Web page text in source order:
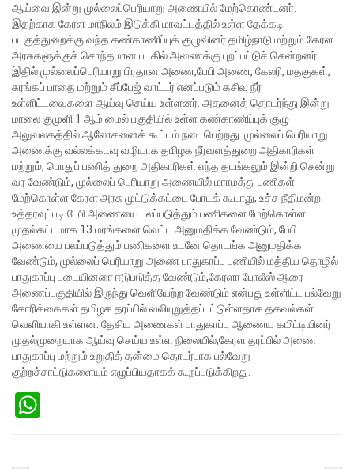
ஆய்வை இன்று முல்லைப்பெரியாறு அணையில் மேற்கொண்டனர்.
இதற்காக கேரள மாநிலம் இடுக்கி மாவட்டத்தில் உள்ள தேக்கடி
படகுத்துறைக்கு வந்த கண்காணிப்புக் குழுவினர் தமிழ்நாடு மற்றும் கேரள
அரசுகளுக்குச் சொந்தமான படகில் அணைக்கு புறப்பட்டுச் சென்றனர்.
இதில் முல்லைப்பெரியாறு பிரதான அணை,பேபி அணை, கேலரி, மதகுகள்,
சுரங்கப் பாதை மற்றும் சீப்பேஜ் வாட்டர் எனப்படும் கசிவு நீர்
உள்ளிட்டவைகளை ஆய்வு செய்ய உள்ளனர். அதனைத் தொடர்ந்து இன்று
மாலை குமுளி 1 ஆம் மைல் பகுதியில் உள்ள கண்காணிப்புக் குழு
அலுவலகத்தில் ஆலோசனைக் கூட்டம் நடைபெற்றது. முல்லைப் பெரியாறு
அணைக்கு வல்லக்கடவு வழியாக தமிழக நீர்வளத்துறை அதிகாரிகள்
மற்றும், பொதுப் பணித் துறை அதிகாரிகள் எந்த தடங்கலும் இன்றி சென்று
வர வேண்டும், முல்லைப் பெரியாறு அணையில் மராமத்து பணிகள்
மேற்கொள்ள கேரள அரசு முட்டுக்கட்டை போடக் கூடாது, உச்ச நீதிமன்ற
உத்தரவுப்படி பேபி அணையை பலப்படுத்தும் பணிகளை மேற்கொள்ள
முதல்கட்டமாக 13 மரங்களை வெட்ட அனுமதிக்க வேண்டும், பேபி
அணையை பலப்படுத்தும் பணிகளை உடனே தொடங்க அனுமதிக்க
வேண்டும், முல்லைப் பெரியாறு அணை பாதுகாப்பு பணியில் மத்திய தொழில்
பாதுகாப்பு படையினரை ஈடுபடுத்த வேண்டும்,கேரளா போலீஸ் ஆரை
அணைப்பகுதியில் இருந்து வெளியேற்ற வேண்டும் என்பது உள்ளிட்ட பல்வேறு
கோரிக்கைகள் தமிழக தரப்பில் வலியுறுத்தப்பட்டுள்ளதாக தகவல்கள்
வெளியாகி உள்ளன. தேசிய அணைகள் பாதுகாப்பு ஆணைய கமிட்டியினர்
முதல்முறையாக ஆய்வு செய்ய உள்ள நிலையில்,கேரள தரப்பில் அணை
பாதுகாப்பு மற்றும் உறுதித் தன்மை தொடர்பாக பல்வேறு
குற்றச்சாட்டுகளையும் எழுப்பியதாகக் கூறப்படுக்கிறது.